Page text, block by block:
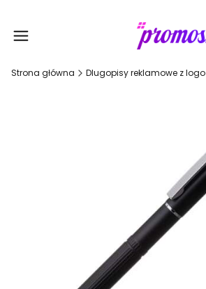
Strona główna Dlugopisy reklamowe z logo